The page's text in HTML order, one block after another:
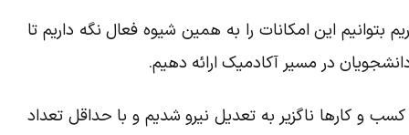
بتوانیم این امکانات را به همین شیوه فعال نگه داریم تا
در مسیر آکادمیک ارائه دهیم.
و کارها ناگزیر به تعدیل نیرو شدیم و با حداقل تعداد